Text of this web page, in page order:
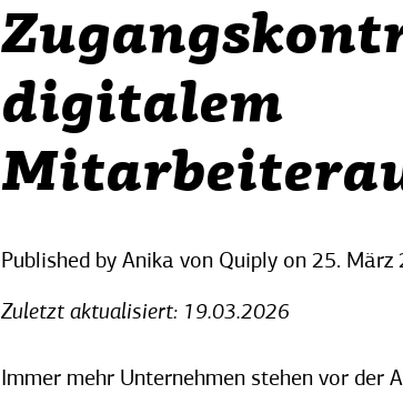
digitalem
Published by Anika von Quiply on 25. März
Zuletzt aktualisiert: 19.03.2026
Immer mehr Unternehmen stehen vor der